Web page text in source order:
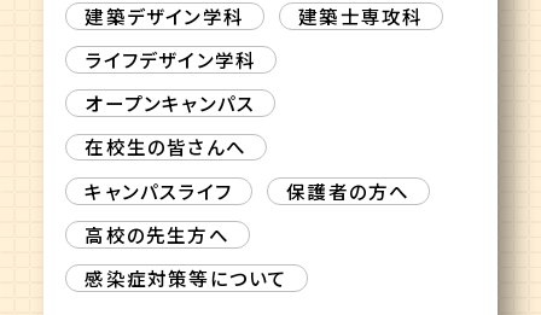
建築デザイン学科
建築士専攻科
ライフデザイン学科
オープンキャンパス
在校生の皆さんへ
キャンパスライフ
保護者の方へ
高校の先生方へ
感染症対策等について